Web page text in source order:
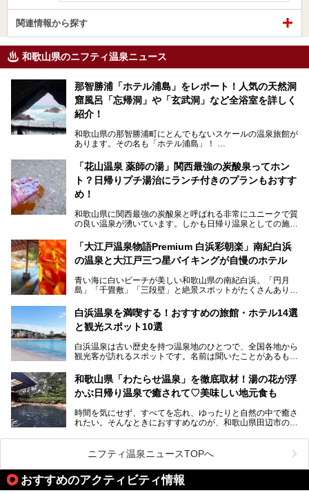
関連情報から探す
和歌山県のニフティ温泉ニュース
那智勝浦「ホテル浦島」をレポート！人気の天然洞
窟風呂「忘帰洞」や「玄武洞」など全浴室を詳しく
紹介！
和歌山県の那智勝浦町にとんでもないスケールの温泉旅館が
あります。その名も「ホテル浦島」！
泉。日本一長いエスカレーターで「本館」と「山上館」を結
び、海を一望する絶景も。
6ヵ所のお風呂のうち5ヵ所までは日帰り入浴も可。可愛ら
しいカメさんの形の送迎船「浦島丸」に乗っていざ、温泉の
湧く竜宮城へ！
───
提供元：那智勝浦町【PR】
この記事は那智勝浦町のPR記事です。
「花山温泉 薬師の湯」関西最強の炭酸泉ってホン
ト？日帰りプチ湯治にランチ付きのプランもおすす
め！
和歌山県に関西最強の炭酸泉と呼ばれる非常にユニークで質
の良い温泉が湧いています。しかも日帰り温泉としての施設
薬師の湯」。朝一番のお風呂にはパリパリシャリシャリと膜
が張って、それを砕きながら入浴できるとか！
ンチに人気のお食事処メニューも紹介しちゃいます！
「大江戸温泉物語Premium 白浜彩朝楽」南紀白浜
の温泉と大江戸三つ星バイキングが自慢のホテル
青い海に白いビーチが美しい和歌山県の南紀白浜。「円月
島」「千畳敷」「三段壁」と絶景スポットがたくさんありま
場する歴史の古さから日本三古湯の一つにも。
そんな「南紀白浜温泉」の「大江戸温泉物語Premium 白浜
グ」がスタートしました。温泉＆バイキング＆レジャースポ
ットとしてのこのホテルの魅力をたっぷり体験してきたので
───
提供元：大江戸温泉物語ホテルズ＆リゾーツ株式会社【P
この記事は大江戸温泉物語Premium 白浜彩朝楽のPR記事で
す。
白浜温泉を満喫する！おすすめの旅館・ホテル14選
と観光スポット10選
白浜温泉は古い歴史を持つ温泉地のひとつで、全国各地から
観光客が訪れるスポットです。名前は聞いたことがあるもの
か、実は知らない方も多いのではないでしょうか。
そこで今回は、白浜温泉ビギナー向けの基本情報をご紹介し
浜温泉を訪れるなら外せない観光スポットも合わせてご紹介
します。
和歌山県「わたらせ温泉」を徹底取材！湯の花が浮
かぶ日帰り温泉で癒されて♡美味しい地元食も
時間を気にせず、すべてを忘れ、ゆったりと自然の中で癒さ
れたい。そんなときにおすすめなのが、和歌山県田辺市の
の豊かな山々を眺めながら、どんどん期待が膨らみますよ。
「わたらせ温泉」では、温泉に入れるだけではなく、地元の
特産品を使った食事をいただける「露天食堂」でお腹も満た
すことができます。ぜひチェックしてくださいね。
ニフティ温泉ニュースTOPへ
おすすめのアクティビティ情報